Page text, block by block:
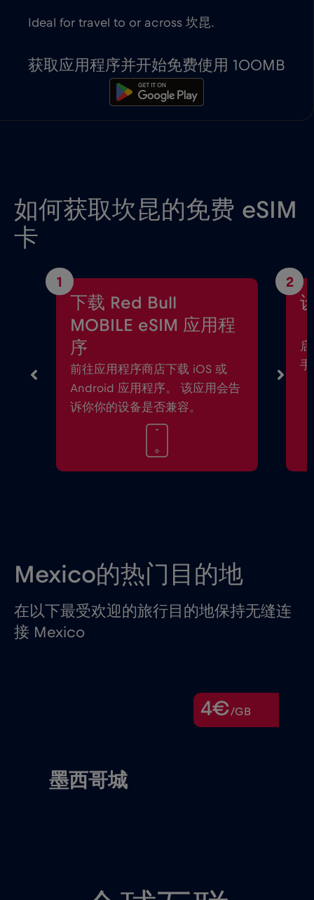
Ideal for travel to or across 坎昆.
获取应用程序并开始免费使用 100MB
如何获取坎昆的免费 eSIM
卡
1
下载 Red Bull
MOBILE eSIM 应用程
序
前往应用程序商店下载 iOS 或
Android 应用程序。 该应用会告
诉你你的设备是否兼容。
2
手
Mexico的热门目的地
在以下最受欢迎的旅行目的地保持无缝连
接 Mexico
4€/GB
墨西哥城